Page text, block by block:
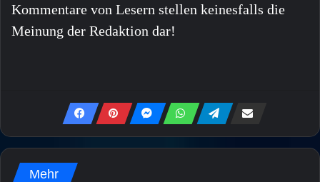
Kommentare von Lesern stellen keinesfalls die
Meinung der Redaktion dar!
Mehr